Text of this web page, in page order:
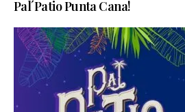
Pal´Patio Punta Cana!